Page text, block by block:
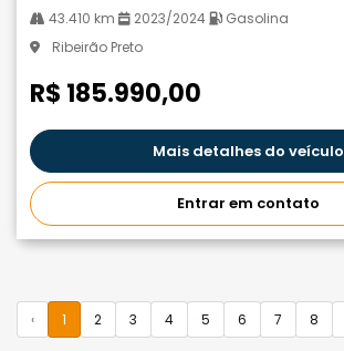
43.410 km 2023/2024
Gasolina
Ribeirão Preto
R$ 185.990,00
Mais detalhes do veículo
Entrar em contato
‹ 1 2 3 4 5 6 7 8